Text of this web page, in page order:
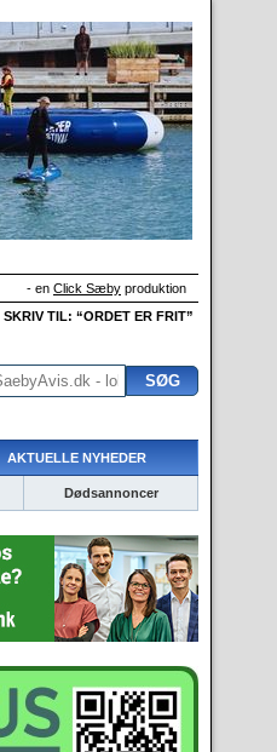
- en Click Sæby produktion
SKRIV TIL: “ORDET ER FRIT”
AKTUELLE NYHEDER
Dødsannoncer